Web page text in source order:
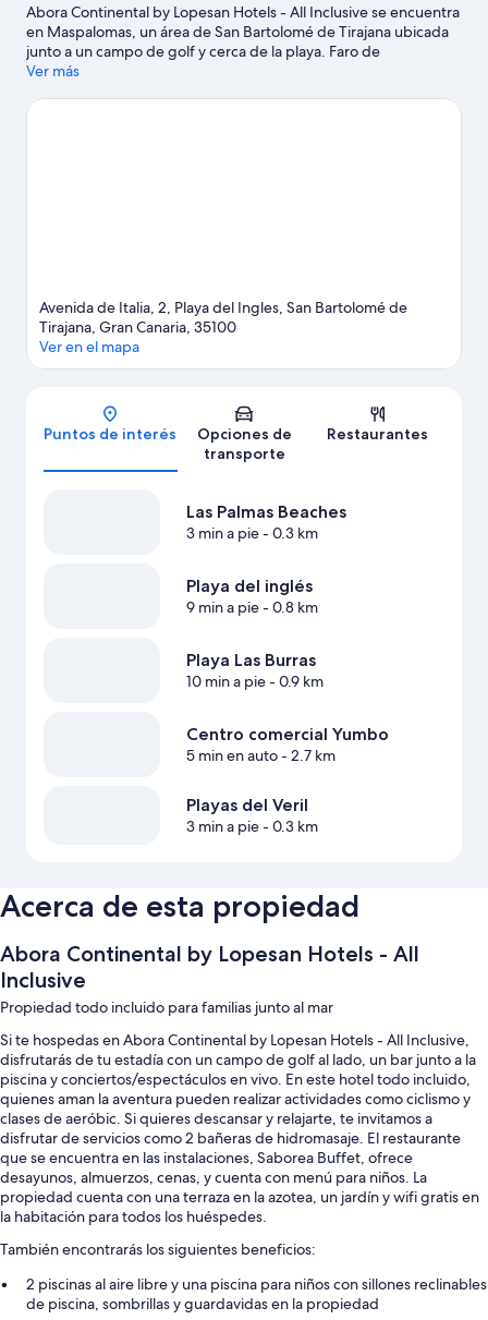
Abora Continental by Lopesan Hotels - All Inclusive se encuentra
en Maspalomas, un área de San Bartolomé de Tirajana ubicada
junto a un campo de golf y cerca de la playa. Faro de
Maspalomas es un lugar emblemático, y la belleza natural del
¿Viajas con niños? No te pierdas Parque acuático Lago Taurito y
Ver más
Avenida de Italia, 2, Playa del Ingles, San Bartolomé de
Tirajana, Gran Canaria, 35100
Ver en el mapa
Puntos de interés
Opciones de
transporte
Restaurantes
Las Palmas Beaches
3 min a pie- 0.3 km
Playa del inglés
9 min a pie- 0.8 km
Playa Las Burras
10 min a pie- 0.9 km
Centro comercial Yumbo
5 min en auto- 2.7 km
Playas del Veril
3 min a pie- 0.3 km
Acerca de esta propiedad
Abora Continental by Lopesan Hotels - All
Inclusive
Propiedad todo incluido para familias junto al mar
Si te hospedas en Abora Continental by Lopesan Hotels - All Inclusive,
disfrutarás de tu estadía con un campo de golf al lado, un bar junto a la
piscina y conciertos/espectáculos en vivo. En este hotel todo incluido,
quienes aman la aventura pueden realizar actividades como ciclismo y
clases de aeróbic. Si quieres descansar y relajarte, te invitamos a
disfrutar de servicios como 2 bañeras de hidromasaje. El restaurante
que se encuentra en las instalaciones, Saborea Buffet, ofrece
desayunos, almuerzos, cenas, y cuenta con menú para niños. La
propiedad cuenta con una terraza en la azotea, un jardín y wifi gratis en
la habitación para todos los huéspedes.
También encontrarás los siguientes beneficios:
2 piscinas al aire libre y una piscina para niños con sillones reclinables
de piscina, sombrillas y guardavidas en la propiedad